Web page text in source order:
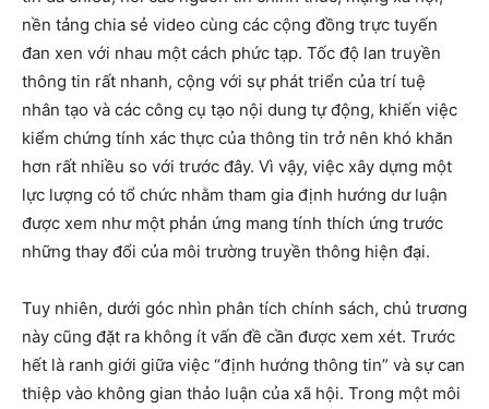
nền tảng chia sẻ video cùng các cộng đồng trực tuyến
đan xen với nhau một cách phức tạp. Tốc độ lan truyền
thông tin rất nhanh, cộng với sự phát triển của trí tuệ
nhân tạo và các công cụ tạo nội dung tự động, khiến việc
kiểm chứng tính xác thực của thông tin trở nên khó khăn
hơn rất nhiều so với trước đây. Vì vậy, việc xây dựng một
lực lượng có tổ chức nhằm tham gia định hướng dư luận
được xem như một phản ứng mang tính thích ứng trước
những thay đổi của môi trường truyền thông hiện đại.
Tuy nhiên, dưới góc nhìn phân tích chính sách, chủ trương
này cũng đặt ra không ít vấn đề cần được xem xét. Trước
hết là ranh giới giữa việc “định hướng thông tin” và sự can
thiệp vào không gian thảo luận của xã hội. Trong một môi